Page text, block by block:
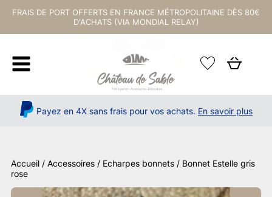
FRAIS DE PORT OFFERTS EN FRANCE MÉTROPOLITAINE DÈS 80€
D'ACHATS (VIA MONDIAL RELAY)
Payez en 4X sans frais pour vos achats. En savoir plus
Accueil / Accessoires / Echarpes bonnets / Bonnet Estelle gris
rose